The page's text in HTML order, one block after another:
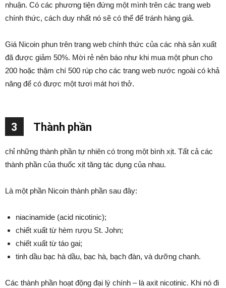
nhuận. Có các phương tiện đứng một mình trên các trang web
chính thức, cách duy nhất nó sẽ có thể để tránh hàng giả.
Giá Nicoin phun trên trang web chính thức của các nhà sản xuất
đã được giảm 50%. Mời rẻ nên báo như khi mua một phun cho
200 hoặc thậm chí 500 rúp cho các trang web nước ngoài có khả
năng để có được một tươi mát hơi thở.
3 Thành phần
chỉ những thành phần tự nhiên có trong một bình xịt. Tất cả các
thành phần của thuốc xịt tăng tác dụng của nhau.
Là một phần Nicoin thành phần sau đây:
niacinamide (acid nicotinic);
chiết xuất từ ​​hèm rượu St. John;
chiết xuất từ ​​táo gai;
tinh dầu bạc hà dầu, bạc hà, bạch đàn, và dưỡng chanh.
Các thành phần hoạt động đại lý chính – là axit nicotinic. Khi nó đi